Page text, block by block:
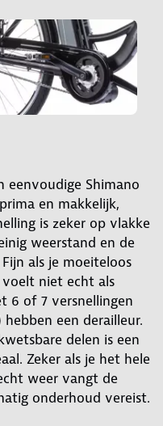
eenvoudige Shimano
en makkelijk,
is zeker op vlakke
weerstand en de
als je moeiteloos
niet echt als
6 of 7 versnellingen
hebben een derailleur.
delen is een
Zeker als je het hele
weer vangt de
onderhoud vereist.